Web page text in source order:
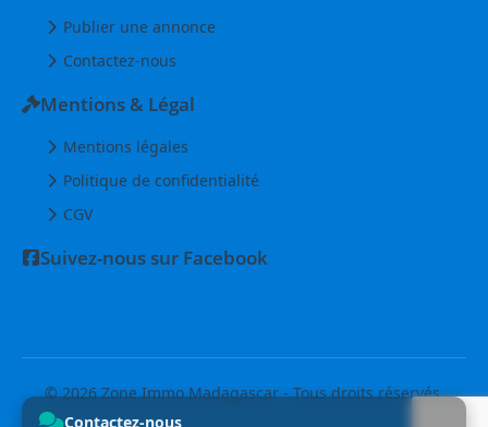
Publier une annonce
Contactez-nous
Mentions & Légal
Mentions légales
Politique de confidentialité
CGV
Suivez-nous sur Facebook
© 2026 Zone Immo Madagascar - Tous droits réservés.
Contactez-nous